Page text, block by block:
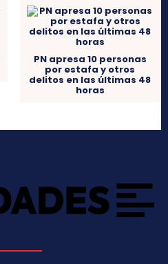
PN apresa 10 personas
por estafa y otros
delitos en las últimas 48
horas